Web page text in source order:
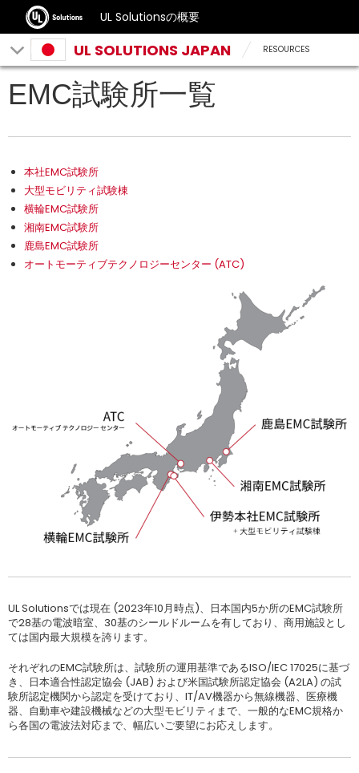
UL Solutionsの概要
UL SOLUTIONS JAPAN RESOURCES
EMC試験所一覧
本社EMC試験所
大型モビリティ試験棟
横輪EMC試験所
湘南EMC試験所
鹿島EMC試験所
オートモーティブテクノロジーセンター (ATC)
UL Solutionsでは現在 (2023年10月時点)、日本国内5か所のEMC試験所
で28基の電波暗室、30基のシールドルームを有しており、商用施設とし
ては国内最大規模を誇ります。
それぞれのEMC試験所は、試験所の運用基準であるISO/IEC 17025に基づ
き、日本適合性認定協会 (JAB) および米国試験所認定協会 (A2LA) の試
験所認定機関から認定を受けており、IT/AV機器から無線機器、医療機
器、自動車や建設機械などの大型モビリティまで、一般的なEMC規格か
ら各国の電波法対応まで、幅広いご要望にお応えします。